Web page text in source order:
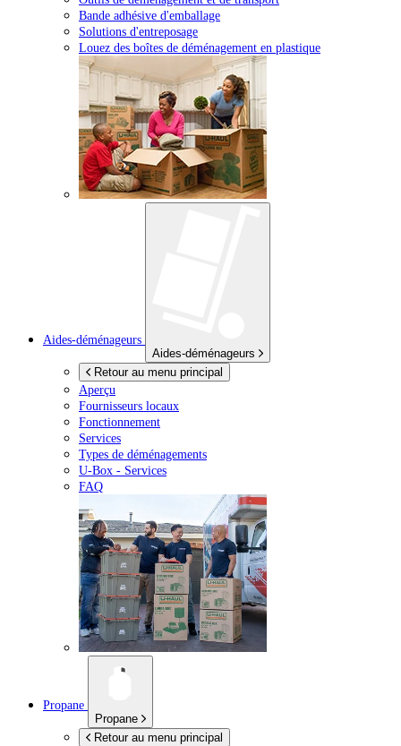
Bande adhésive d'emballage
Solutions d'entreposage
Louez des boîtes de déménagement en plastique
Aides-déménageurs
Aides-déménageurs
Retour au menu principal
Aperçu
Fournisseurs locaux
Fonctionnement
Services
Types de déménagements
U-Box - Services
FAQ
Propane
Propane
Retour au menu principal